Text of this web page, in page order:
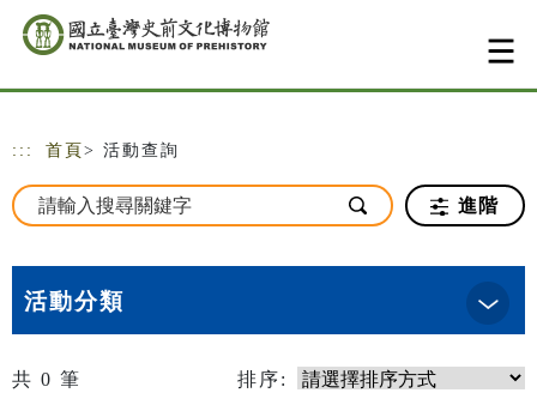
跳到主要內容
網站導覽
::: 首頁 > 活動查詢
進階
活動分類
共 0 筆 排序: